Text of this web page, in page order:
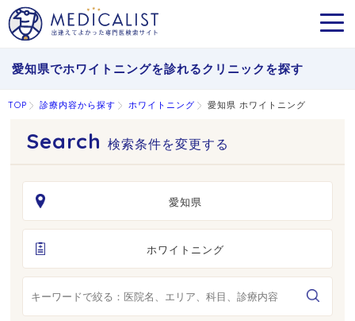
愛知県でホワイトニングを診れるクリニックを探す
TOP 診療内容から探す ホワイトニング 愛知県 ホワイトニング
検索条件を変更する
愛知県
ホワイトニング